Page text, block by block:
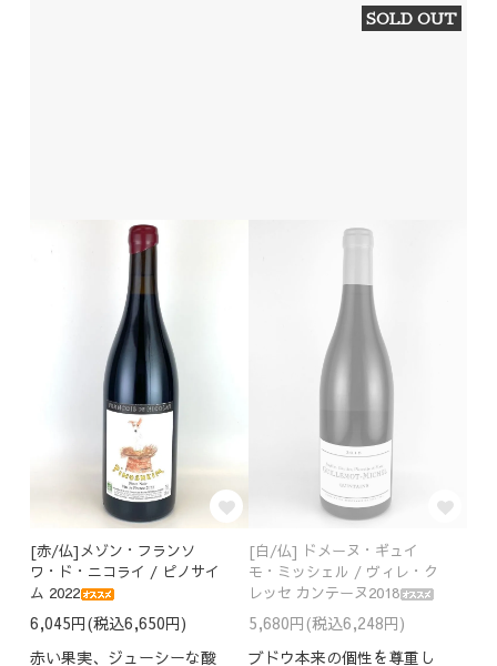
[赤/仏]メゾン・フランソ
ワ・ド・ニコライ / ピノサイ
ム 2022
6,045円(税込6,650円)
赤い果実、ジューシーな酸
SOLD OUT
[白/仏] ドメーヌ・ギュイ
モ・ミッシェル / ヴィレ・ク
レッセ カンテーヌ2018
5,680円(税込6,248円)
ブドウ本来の個性を尊重し